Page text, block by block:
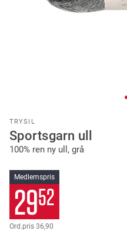
TRYSIL
Sportsgarn ull
100% ren ny ull, grå
Medlemspris
2952
36 90
to
the
beginning
the
images
gallery